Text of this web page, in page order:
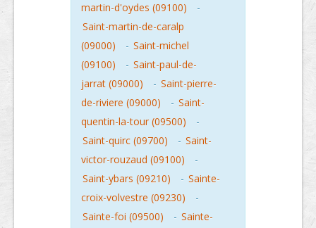
martin-d'oydes (09100)
-
Saint-martin-de-caralp
(09000)
- Saint-michel
(09100)
- Saint-paul-de-
jarrat (09000)
- Saint-pierre-
de-riviere (09000)
- Saint-
quentin-la-tour (09500)
-
Saint-quirc (09700)
- Saint-
victor-rouzaud (09100)
-
Saint-ybars (09210)
- Sainte-
croix-volvestre (09230)
-
Sainte-foi (09500)
- Sainte-